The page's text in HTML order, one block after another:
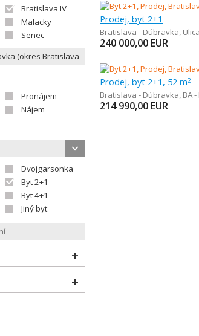
Bratislava IV
Malacky
Senec
Pronájem
Nájem
Dvojgarsonka
Byt 2+1
Byt 4+1
Jiný byt
Prodej, byt 2+1
Bratislava - Dúbravka,
240 000,00 EUR
Prodej, byt 2+1, 52 m2
Bratislava - Dúbravka, BA
214 990,00 EUR